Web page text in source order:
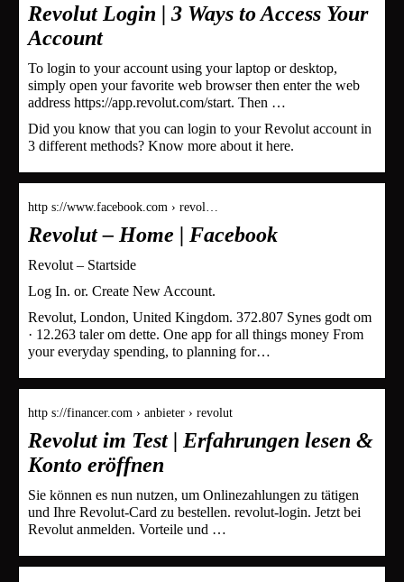
Revolut Login | 3 Ways to Access Your
Account
To login to your account using your laptop or desktop,
simply open your favorite web browser then enter the web
address https://app.revolut.com/start. Then …
Did you know that you can login to your Revolut account in
3 different methods? Know more about it here.
http s://www.facebook.com › revol…
Revolut – Home | Facebook
Revolut – Startside
Log In. or. Create New Account.
Revolut, London, United Kingdom. 372.807 Synes godt om
· 12.263 taler om dette. One app for all things money From
your everyday spending, to planning for…
http s://financer.com › anbieter › revolut
Revolut im Test | Erfahrungen lesen &
Konto eröffnen
Sie können es nun nutzen, um Onlinezahlungen zu tätigen
und Ihre Revolut-Card zu bestellen. revolut-login. Jetzt bei
Revolut anmelden. Vorteile und …